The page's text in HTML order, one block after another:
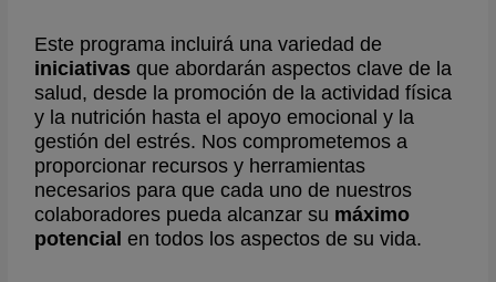
Este programa incluirá una variedad de
iniciativas que abordarán aspectos clave de la
salud, desde la promoción de la actividad física
y la nutrición hasta el apoyo emocional y la
gestión del estrés. Nos comprometemos a
proporcionar recursos y herramientas
necesarios para que cada uno de nuestros
colaboradores pueda alcanzar su máximo
potencialen todos los aspectos de su vida.